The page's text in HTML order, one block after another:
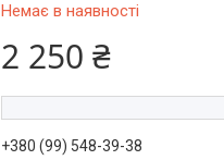
Немає в наявності
2 250 ₴
+380 (99) 548-39-38